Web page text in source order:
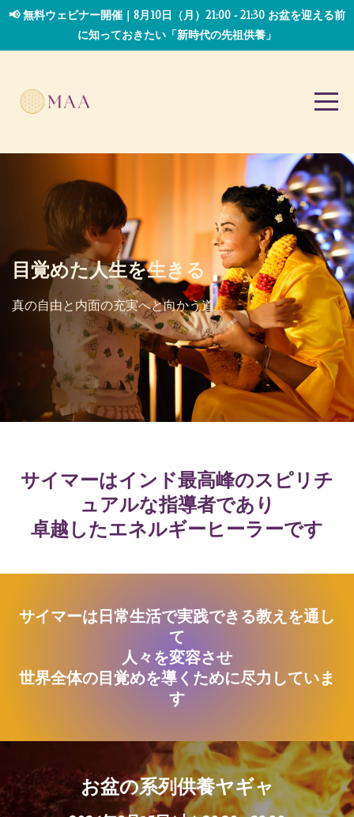
📢 無料ウェビナー開催｜8月10日（月）21:00 - 21:30 お盆を迎える前
に知っておきたい「新時代の先祖供養」
目覚めた人生を生きる
真の自由と 内面の充実へと向かう道
サイマーはインド最高峰のスピリチ
ュアルな指導者であり
卓越したエネルギーヒーラーです
サイマーは日常生活で実践できる教えを通し
て
人々を変容させ
世界全体の目覚めを導くために尽力していま
す
お盆の系列供養ヤギャ